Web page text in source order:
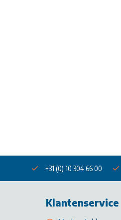
+31 (0) 10 304 66 00
Klantenservice